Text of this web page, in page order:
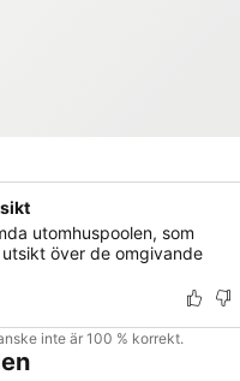
utomhuspoolen, som
över de omgivande
inte är 100 % korrekt.